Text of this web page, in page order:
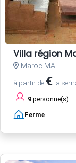
Villa région
Maroc MA
à partir de € la
9 personne(s)
Ferme